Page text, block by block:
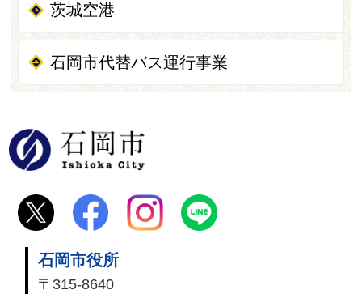
茨城空港
石岡市代替バス運行事業
石岡市役所
〒315-8640